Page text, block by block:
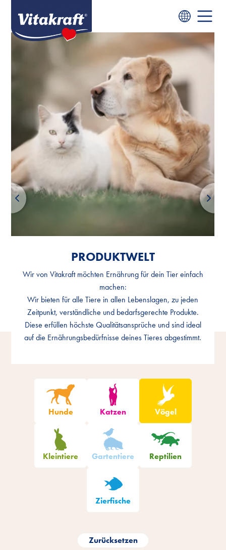
PRODUKTWELT
Wir von Vitakraft möchten Ernährung für dein Tier einfach
machen:
Wir bieten für alle Tiere in allen Lebenslagen, zu jeden
Zeitpunkt, verständliche und bedarfsgerechte Produkte.
Diese erfüllen höchste Qualitätsansprüche und sind ideal
auf die Ernährungsbedürfnisse deines Tieres abgestimmt.
PRODUKTWELT
Wir von Vitakraft möchten Ernährung für dein Tier einfach
machen:
Wir bieten für alle Tiere in allen Lebenslagen, zu jeden
Zeitpunkt, verständliche und bedarfsgerechte Produkte.
Diese erfüllen höchste Qualitätsansprüche und sind ideal
auf die Ernährungsbedürfnisse deines Tieres abgestimmt.
Hunde Katzen Vögel
Kleintiere Gartentiere Reptilien
Zierfische
Zurücksetzen